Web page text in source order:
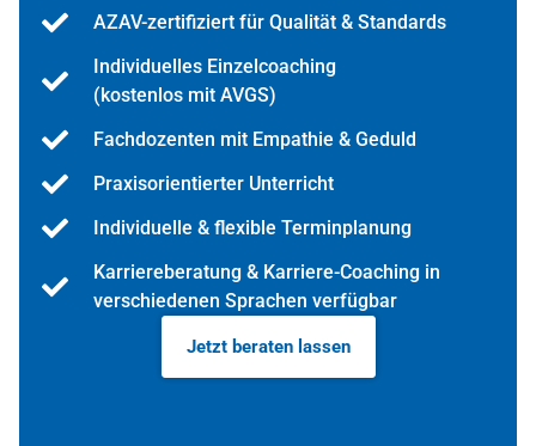
AZAV-zertifiziert für Qualität & Standards
Individuelles Einzelcoaching
(kostenlos mit AVGS)
Fachdozenten mit Empathie & Geduld
Praxisorientierter Unterricht
Individuelle & flexible Terminplanung
Karriereberatung & Karriere-Coaching in
verschiedenen Sprachen verfügbar
Jetzt beraten lassen